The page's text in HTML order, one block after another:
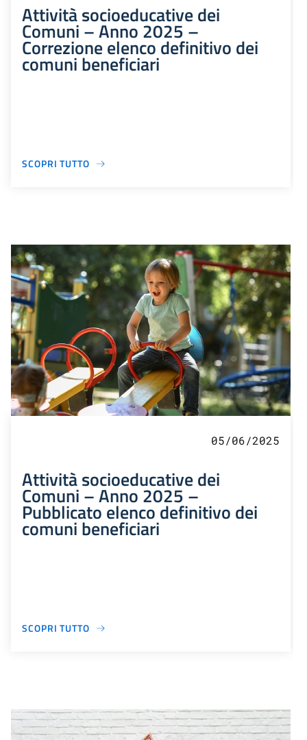
Attività socioeducative dei
Comuni – Anno 2025 –
Correzione elenco definitivo dei
comuni beneficiari
SCOPRI TUTTO
05/06/2025
Attività socioeducative dei
Comuni – Anno 2025 –
Pubblicato elenco definitivo dei
comuni beneficiari
SCOPRI TUTTO